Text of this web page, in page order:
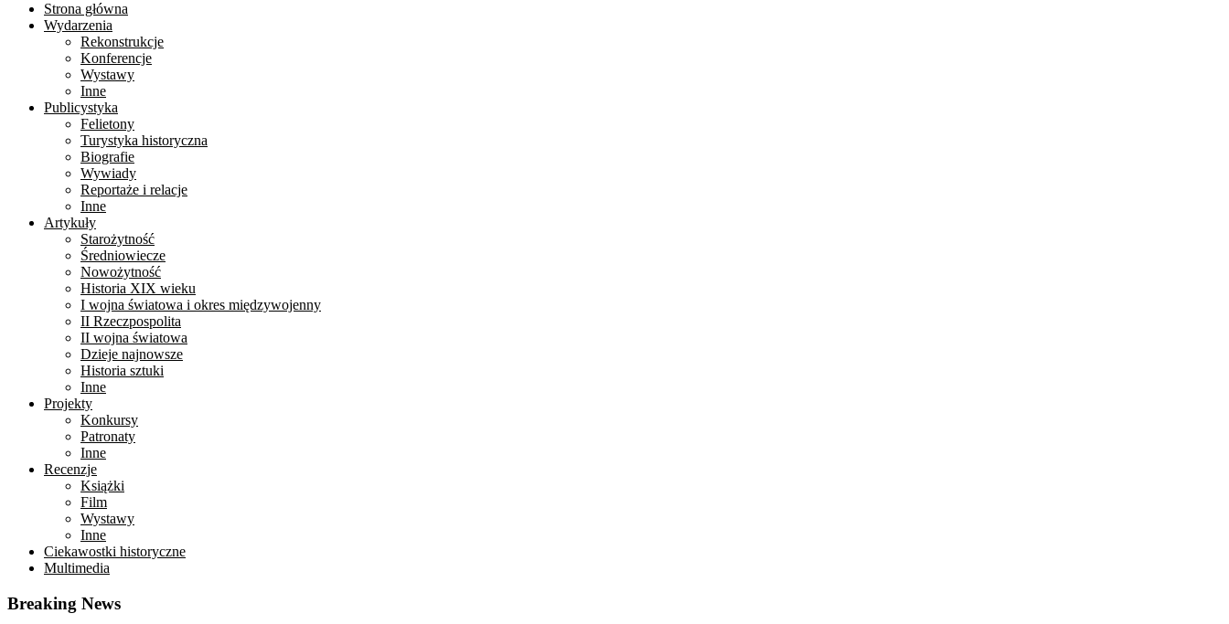
Strona główna
Wydarzenia
Rekonstrukcje
Konferencje
Wystawy
Inne
Publicystyka
Felietony
Turystyka historyczna
Biografie
Wywiady
Reportaże i relacje
Inne
Artykuły
Starożytność
Średniowiecze
Nowożytność
Historia XIX wieku
I wojna światowa i okres międzywojenny
II Rzeczpospolita
II wojna światowa
Dzieje najnowsze
Historia sztuki
Inne
Projekty
Konkursy
Patronaty
Inne
Recenzje
Książki
Film
Wystawy
Inne
Ciekawostki historyczne
Multimedia
Breaking News